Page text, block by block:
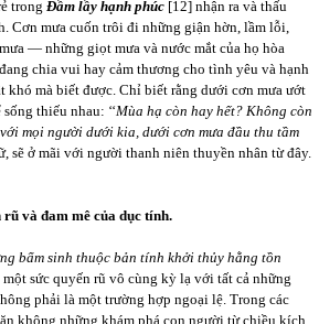
trong Đầm lầy hạnh phúc [12] nhận ra và thấu
Cơn mưa cuốn trôi đi những giận hờn, lầm lỗi,
― những giọt mưa và nước mắt của họ hòa
chia vui hay cảm thương cho tình yêu và hạnh
khó mà biết được. Chỉ biết rằng dưới cơn mưa ướt
thiếu nhau: ‘‘Mùa hạ còn hay hết? Không còn
mọi người dưới kia, dưới cơn mưa đầu thu tầm
sẽ ở mãi với người thanh niên thuyền nhân từ đây.
và đam mê của dục tính.
bẩm sinh thuộc bản tính khởi thủy hằng tồn
một sức quyến rũ vô cùng kỳ lạ với tất cả những
phải là một trường hợp ngoại lệ. Trong các
không những khám phá con người từ chiều kích